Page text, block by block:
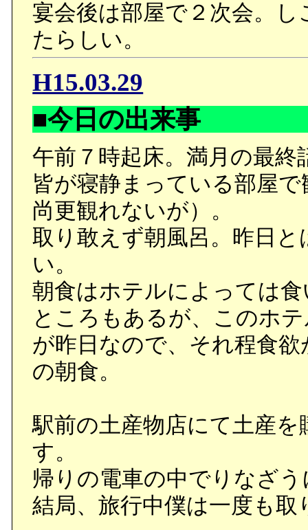
宴会後は部屋で２次会。
たらしい。
H15.03.29
■今日の出来事
午前７時起床。満月の最
皆が寝静まっている部屋
尚更観れないが）。
取り敢えず朝風呂。昨日
い。
朝食はホテルによっては
ところもあるが、このホ
が昨日なので、それ程食
の朝食。
駅前の土産物店にて土産を
す。
帰りの電車の中でりなざ
結局、旅行中僕は一度も